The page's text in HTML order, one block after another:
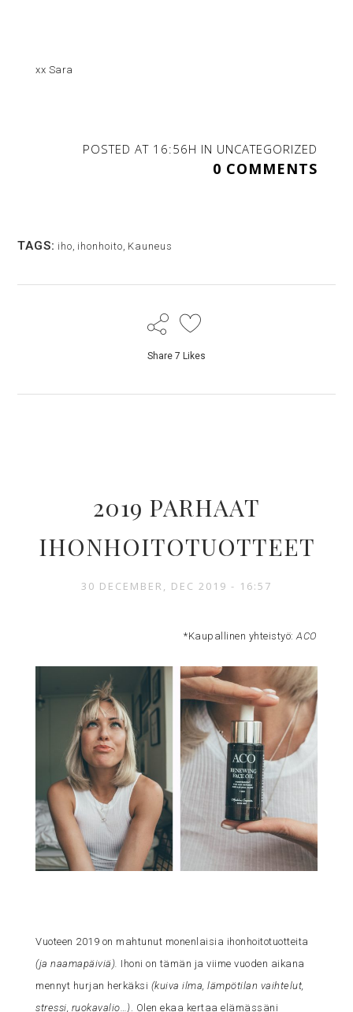
xx Sara
POSTED AT 16:56H IN UNCATEGORIZED
0 COMMENTS
TAGS: iho, ihonhoito, Kauneus
Share 7 Likes
2019 PARHAAT
IHONHOITOTUOTTEET
30 DECEMBER, DEC 2019 - 16:57
*Kaupallinen yhteistyö:ACO
Vuoteen 2019 on mahtunut monenlaisia ihonhoitotuotteita
(ja naamapäiviä). Ihoni on tämän ja viime vuoden aikana
mennyt hurjan herkäksi (kuiva ilma, lämpötilan vaihtelut,
stressi, ruokavalio…). Olen ekaa kertaa elämässäni